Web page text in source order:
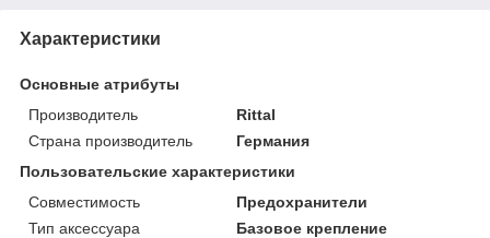
Характеристики
Основные атрибуты
Производитель
Rittal
Страна производитель
Германия
Пользовательские характеристики
Совместимость
Предохранители
Тип аксессуара
Базовое крепление